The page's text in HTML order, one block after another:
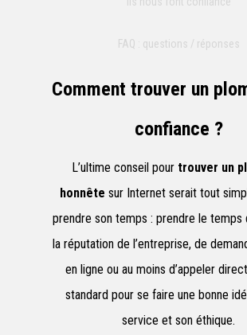
FAQ : questions / réponses
Comment trouver un
confiance ?
L’ultime conseil pour trouver un
honnête sur Internet serait tout
prendre son temps : prendre le temps
la réputation de l’entreprise, de
en ligne ou au moins d’appeler
standard pour se faire une bonne
service et son éthique.